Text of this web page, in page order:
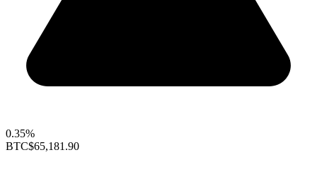
0.35%
BTC$65,181.90